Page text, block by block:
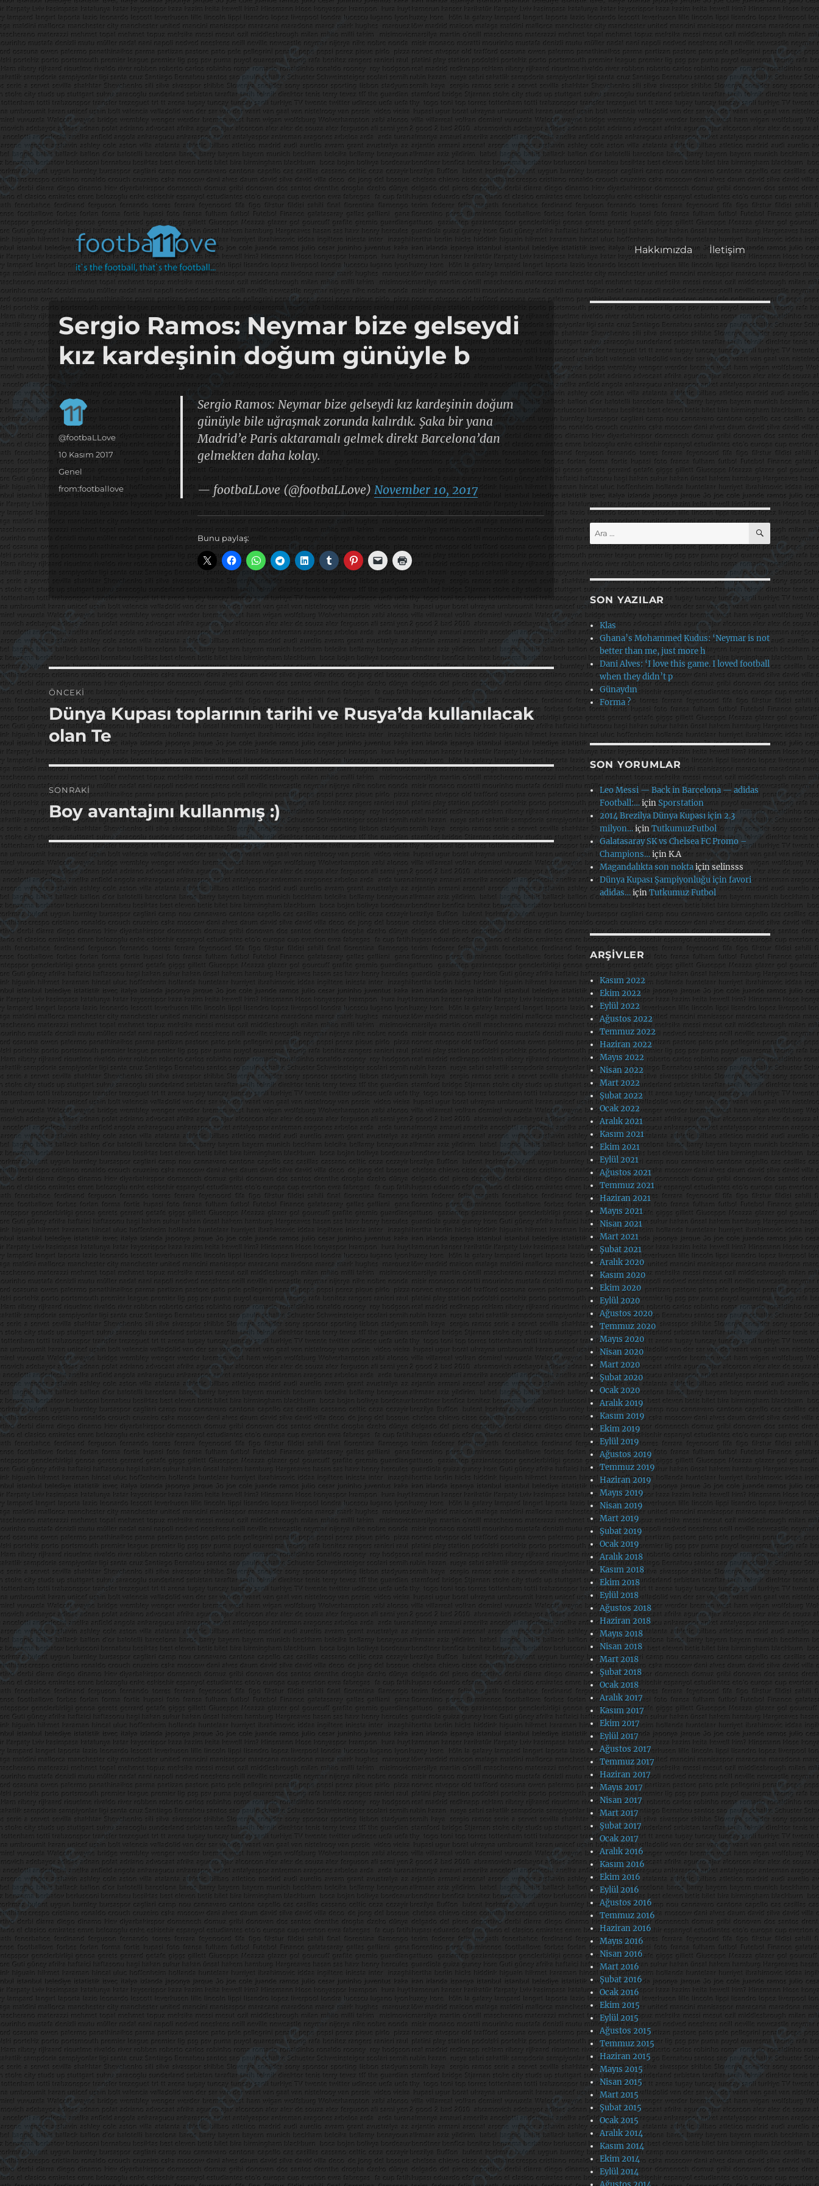
footbaLLove
it's the football, that's the football…
Hakkımızda İletişim
Sergio Ramos: Neymar bize gelseydi
kız kardeşinin doğum günüyle b
Sergio Ramos: Neymar bize gelseydi kız kardeşinin doğum
günüyle bile uğraşmak zorunda kalırdık. Şaka bir yana
Madrid’e Paris aktaramalı gelmek direkt Barcelona’dan
gelmekten daha kolay.
— footbaLLove (@footbaLLove) November 10, 2017
Bunu paylaş:
Yazar
@footbaLLove
Yayın
tarihi
10 Kasım 2017
Kategoriler
Genel
Etiketler
from:footballove
Yazı
gezinmesi
ÖNCEKI
Önceki
yazı:
Dünya Kupası toplarının tarihi ve Rusya’da kullanılacak
olan Te
SONRAKI
Sonraki
yazı:
Boy avantajını kullanmış :)
Ara: ARA
SON YAZILAR
Klas
Ghana’s Mohammed Kudus: ‘Neymar is not
better than me, just more h
Dani Alves: ‘I love this game. I loved football
when they didn’t p
Günaydın
Forma ?
SON YORUMLAR
Leo Messi — Back in Barcelona — adidas
Football:…içinSporstation
2014 Brezilya Dünya Kupası için 2.3
milyon…içinTutkumuzFutbol
Galatasaray SK vs Chelsea FC Promo –
Champions…içinK.A
Magandalıkta son noktaiçinselinsss
Dünya Kupası Şampiyonluğu için favori
adidas…içinTutkumuz Futbol
ARŞIVLER
Kasım 2022
Ekim 2022
Eylül 2022
Ağustos 2022
Temmuz 2022
Haziran 2022
Mayıs 2022
Nisan 2022
Mart 2022
Şubat 2022
Ocak 2022
Aralık 2021
Kasım 2021
Ekim 2021
Eylül 2021
Ağustos 2021
Temmuz 2021
Haziran 2021
Mayıs 2021
Nisan 2021
Mart 2021
Şubat 2021
Aralık 2020
Kasım 2020
Ekim 2020
Eylül 2020
Ağustos 2020
Temmuz 2020
Mayıs 2020
Nisan 2020
Mart 2020
Şubat 2020
Ocak 2020
Aralık 2019
Kasım 2019
Ekim 2019
Eylül 2019
Ağustos 2019
Temmuz 2019
Haziran 2019
Mayıs 2019
Nisan 2019
Mart 2019
Şubat 2019
Ocak 2019
Aralık 2018
Kasım 2018
Ekim 2018
Eylül 2018
Ağustos 2018
Haziran 2018
Mayıs 2018
Nisan 2018
Mart 2018
Şubat 2018
Ocak 2018
Aralık 2017
Kasım 2017
Ekim 2017
Eylül 2017
Ağustos 2017
Temmuz 2017
Haziran 2017
Mayıs 2017
Nisan 2017
Mart 2017
Şubat 2017
Ocak 2017
Aralık 2016
Kasım 2016
Ekim 2016
Eylül 2016
Ağustos 2016
Temmuz 2016
Haziran 2016
Mayıs 2016
Nisan 2016
Mart 2016
Şubat 2016
Ocak 2016
Ekim 2015
Eylül 2015
Ağustos 2015
Temmuz 2015
Haziran 2015
Mayıs 2015
Nisan 2015
Mart 2015
Şubat 2015
Ocak 2015
Aralık 2014
Kasım 2014
Ekim 2014
Eylül 2014